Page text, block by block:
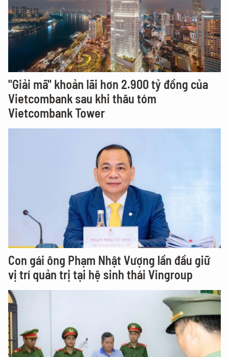
"Giải mã" khoản lãi hơn 2.900 tỷ đồng của
Vietcombank sau khi thâu tóm
Vietcombank Tower
Con gái ông Phạm Nhật Vượng lần đầu giữ
vị trí quản trị tại hệ sinh thái Vingroup